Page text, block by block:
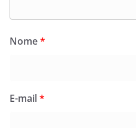
Nome*
E-mail*